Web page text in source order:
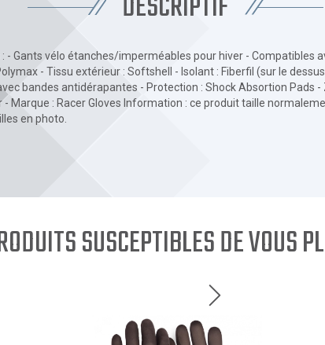
- Gants vélo étanches/imperméables pour hiver - Compatibles
- Tissu extérieur : Softshell - Isolant : Fiberfil (sur le
bandes antidérapantes - Protection : Shock Absortion Pads -
Marque : Racer Gloves Information : ce produit taille
en photo.
SUSCEPTIBLES DE VOUS